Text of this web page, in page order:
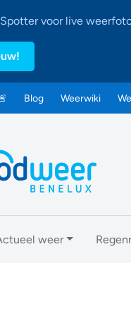
voor live
Blog Weerwiki
weer